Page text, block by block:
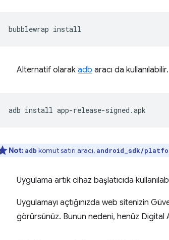
bubblewrap
Alternatif olarak adb aracı da kullanılabilir.
adb install
Not: adb komut satırı aracı, android_sdk/
Uygulama artık cihaz başlatıcıda
Uygulamayı açtığınızda web sitenizin
görürsünüz. Bunun nedeni, henüz Digital